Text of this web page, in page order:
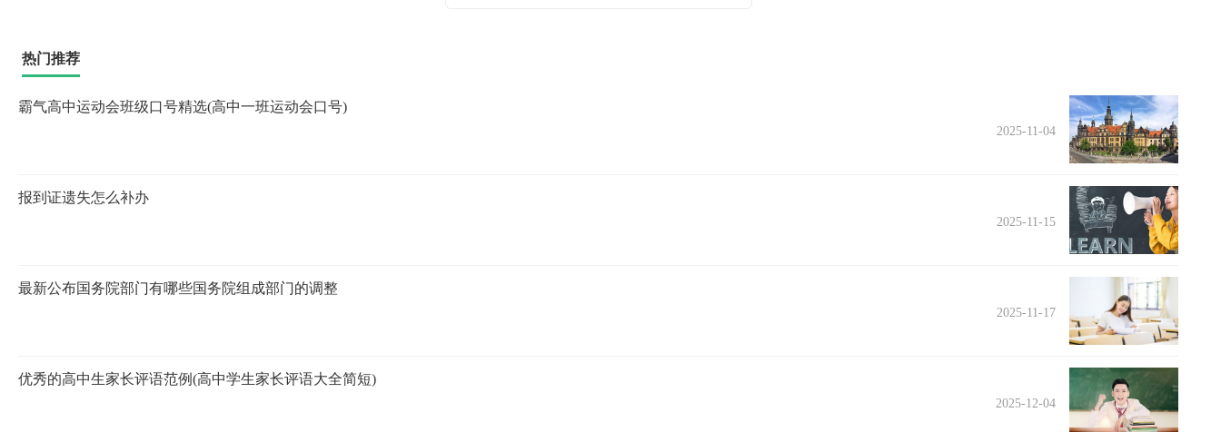
热门推荐
霸气高中运动会班级口号精选(高中一班运动会口号)
2025-11-04
报到证遗失怎么补办
2025-11-15
最新公布国务院部门有哪些国务院组成部门的调整
2025-11-17
优秀的高中生家长评语范例(高中学生家长评语大全简短)
2025-12-04